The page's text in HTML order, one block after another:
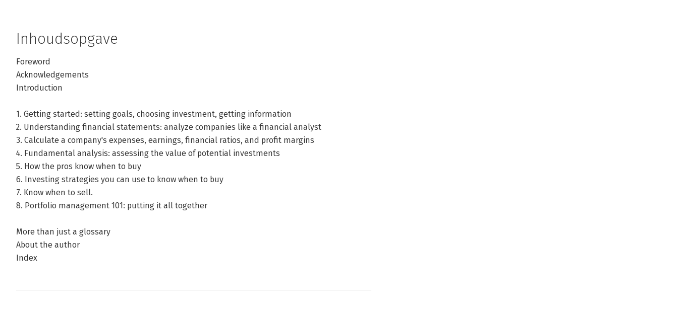
Inhoudsopgave
Foreword
Acknowledgements
Introduction
1. Getting started: setting goals, choosing investment, getting information
2. Understanding financial statements: analyze companies like a financial analyst
3. Calculate a company's expenses, earnings, financial ratios, and profit margins
4. Fundamental analysis: assessing the value of potential investments
5. How the pros know when to buy
6. Investing strategies you can use to know when to buy
7. Know when to sell.
8. Portfolio management 101: putting it all together
More than just a glossary
About the author
Index